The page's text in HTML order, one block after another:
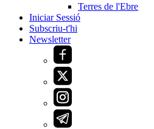
Terres de l'Ebre
Iniciar Sessió
Subscriu-t'hi
Newsletter